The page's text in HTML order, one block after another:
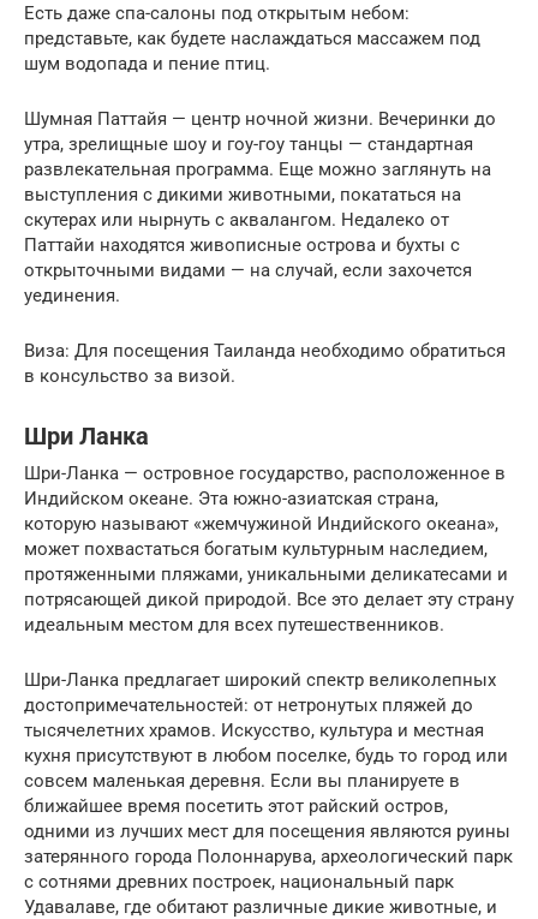
Есть даже спа-салоны под открытым небом:
представьте, как будете наслаждаться массажем под
шум водопада и пение птиц.
Шумная Паттайя — центр ночной жизни. Вечеринки до
утра, зрелищные шоу и гоу-гоу танцы — стандартная
развлекательная программа. Еще можно заглянуть на
выступления с дикими животными, покататься на
скутерах или нырнуть с аквалангом. Недалеко от
Паттайи находятся живописные острова и бухты с
открыточными видами — на случай, если захочется
уединения.
Виза: Для посещения Таиланда необходимо обратиться
в консульство за визой.
Шри Ланка
Шри-Ланка — островное государство, расположенное в
Индийском океане. Эта южно-азиатская страна,
которую называют «жемчужиной Индийского океана»,
может похвастаться богатым культурным наследием,
протяженными пляжами, уникальными деликатесами и
потрясающей дикой природой. Все это делает эту страну
идеальным местом для всех путешественников.
Шри-Ланка предлагает широкий спектр великолепных
достопримечательностей: от нетронутых пляжей до
тысячелетних храмов. Искусство, культура и местная
кухня присутствуют в любом поселке, будь то город или
совсем маленькая деревня. Если вы планируете в
ближайшее время посетить этот райский остров,
одними из лучших мест для посещения являются руины
затерянного города Полоннарува, археологический парк
с сотнями древних построек, национальный парк
Удавалаве, где обитают различные дикие животные, и